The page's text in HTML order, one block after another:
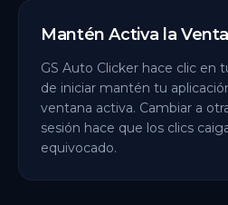
Mantén Activa la
GS Auto Clicker hace clic en
de iniciar mantén tu
ventana activa. Cambiar a
sesión hace que los clics
equivocado.